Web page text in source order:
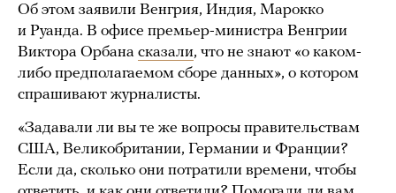
Об этом заявили Венгрия, Индия, Марокко
и Руанда. В офисе премьер-министра Венгрии
Виктора Орбана сказали, что не знают «о каком-
либо предполагаемом сборе данных», о котором
спрашивают журналисты.
«Задавали ли вы те же вопросы правительствам
США, Великобритании, Германии и Франции?
Если да, сколько они потратили времени, чтобы